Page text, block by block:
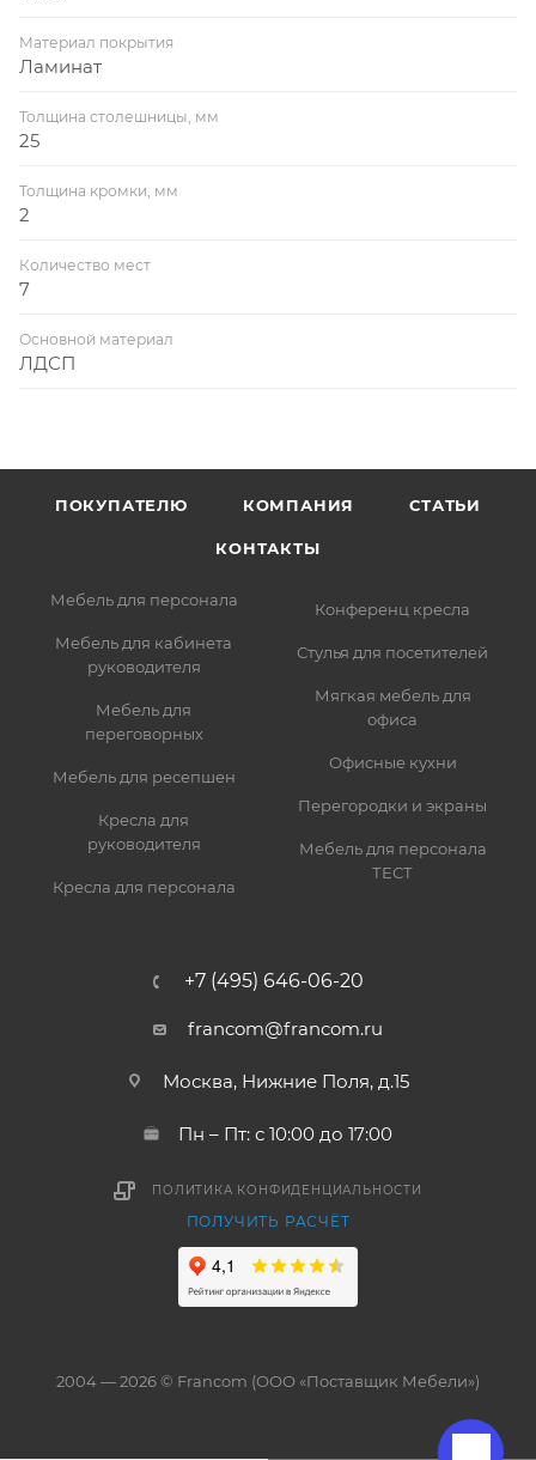
Материал покрытия
Ламинат
Толщина столешницы, мм
25
Толщина кромки, мм
2
Количество мест
7
Основной материал
ЛДСП
ПОКУПАТЕЛЮ КОМПАНИЯ СТАТЬИ
КОНТАКТЫ
Мебель для персонала
Мебель для кабинета
руководителя
Мебель для
переговорных
Мебель для ресепшен
Кресла для
руководителя
Кресла для персонала
Конференц кресла
Стулья для посетителей
Мягкая мебель для
офиса
Офисные кухни
Перегородки и экраны
Мебель для персонала
ТЕСТ
+7 (495) 646-06-20
francom@francom.ru
Москва, Нижние Поля, д.15
Пн – Пт: с 10:00 до 17:00
ПОЛИТИКА КОНФИДЕНЦИАЛЬНОСТИ
ПОЛУЧИТЬ РАСЧЁТ
2004 — 2026 © Francom (ООО «Поставщик Мебели»)